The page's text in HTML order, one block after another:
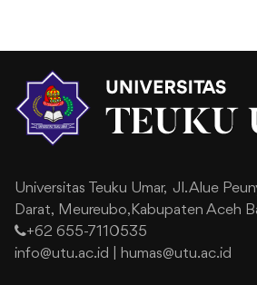
Universitas Teuku Umar, Jl. Alue
Darat, Meureubo,Kabupaten Aceh
+62 655-7110535
info@utu.ac.id
humas@utu.ac.id